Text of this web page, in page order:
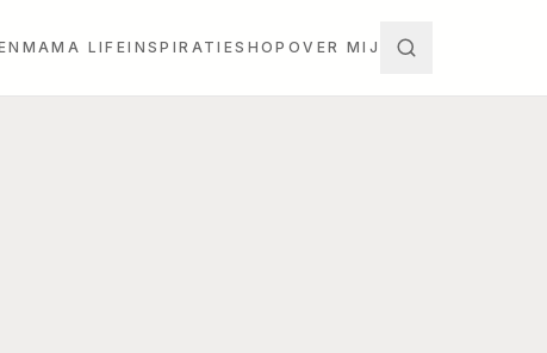
MAMA LIFEINSPIRATIESHOP OVER MIJ